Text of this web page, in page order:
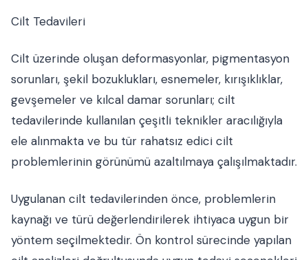
Cilt Tedavileri
Cilt üzerinde oluşan deformasyonlar, pigmentasyon
sorunları, şekil bozuklukları, esnemeler, kırışıklıklar,
gevşemeler ve kılcal damar sorunları; cilt
tedavilerinde kullanılan çeşitli teknikler aracılığıyla
ele alınmakta ve bu tür rahatsız edici cilt
problemlerinin görünümü azaltılmaya çalışılmaktadır.
Uygulanan cilt tedavilerinden önce, problemlerin
kaynağı ve türü değerlendirilerek ihtiyaca uygun bir
yöntem seçilmektedir. Ön kontrol sürecinde yapılan